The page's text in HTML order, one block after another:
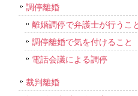
調停離婚
離婚調停で弁護士が行うこ
調停離婚で気を付けること
電話会議による調停
裁判離婚